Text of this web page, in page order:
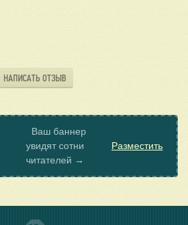
НАПИСАТЬ ОТЗЫВ
Ваш баннер
увидят сотни
читателей →
Разместить